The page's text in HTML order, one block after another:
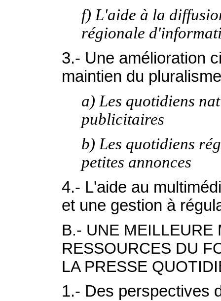
f) L'aide à la
régionale
3.- Une amélioration
maintien du
a) Les quotidiens
publicitaires
b) Les quotidiens
petites annonces
4.- L'aide au
et une gestion à
B.- UNE MEILLEURE
RESSOURCES DU
LA PRESSE
1.- Des perspectives